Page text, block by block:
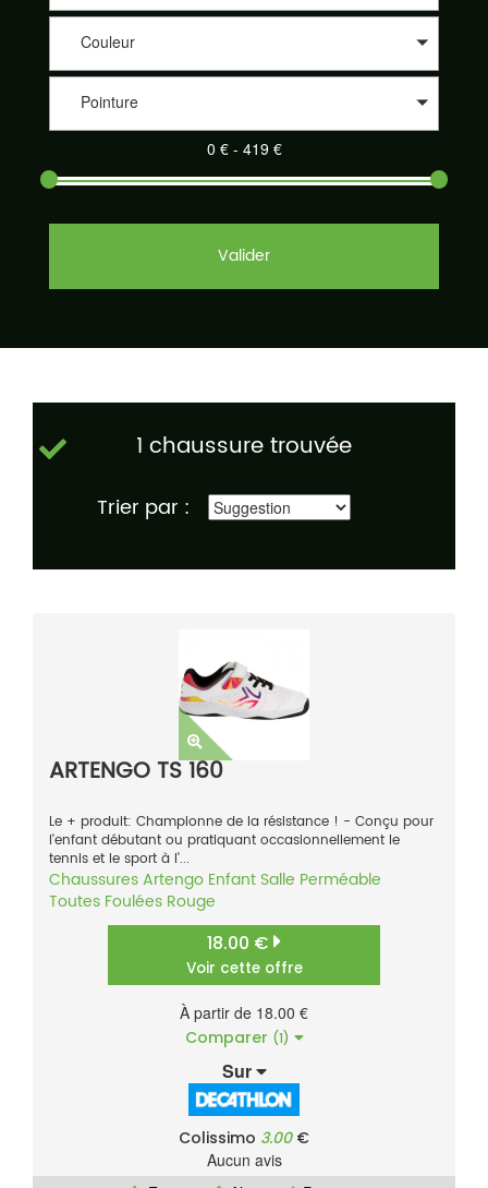
Couleur
Pointure
Valider
1 chaussure trouvée
Trier par :
ARTENGO TS 160
Le + produit: Championne de la résistance ! - Conçu pour
l'enfant débutant ou pratiquant occasionnellement le
tennis et le sport à l'...
ChaussuresArtengo Enfant Salle Perméable
Toutes Foulées Rouge
18.00 €
Voir cette offre
À partir de 18.00 €
Comparer (1)
Sur
Colissimo 3.00€
Aucun avis